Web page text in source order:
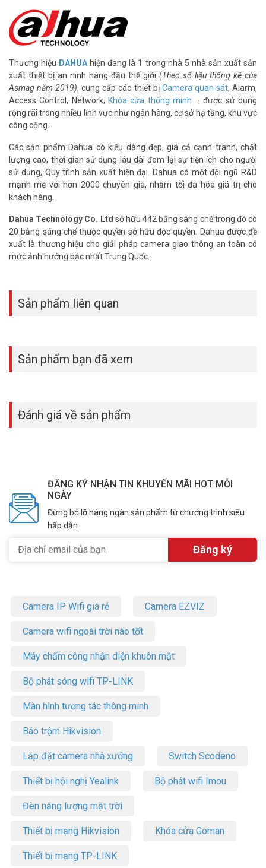
– Facebook: https://www.facebook.com/vuhoangtelecom/
– Youtube: https://www.youtube.com/c/VuhoangTVChannel
– Website:https://vuhoangtelecom.vn/
Thương hiệu DAHUA hiện đang là 1 trong nhà 5 nhà sản xuất sản
xuất thiết bị an ninh hàng đầu thế giới (Theo số liệu thống kê của
Asmag năm 2019), cung cấp các thiết bị Camera quan sát, Alarm,
Access Control, Network, Khóa cửa thông minh … được sử dụng
rộng rãi trong nhiều lĩnh vực như ngân hàng, cơ sở hạ tầng, khu vực
công cộng…
Các sản phẩm Dahua có kiểu dáng đẹp, giá cả cạnh tranh, chất
lượng cao, thời gian sử dụng lâu dài đem lại sự tiện ích cho người
sử dụng, Quy trình sản xuất hiện đại. Dahua có một đội ngũ R&D
mạnh mẽ với hơn 2000 chuyên gia, nhằm tối đa hóa giá trị cho
khách hàng.
Dahua Technology Co. Ltd sở hữu 442 bằng sáng chế trong đó có
20 bằng sáng chế thuộc quyền sở hữu độc quyền. Dahua được đề
xuất là thương hiệu cho giải pháp camera giao thông an toàn có
mức ảnh hưởng bậc nhất Trung Quốc.
Sản phẩm liên quan
Sản phẩm bạn đã xem
Đánh giá về sản phẩm
ĐĂNG KÝ NHẬN TIN KHUYẾN MÃI HOT MỖI
NGÀY
Đừng bỏ lỡ hàng ngàn sản phẩm từ chương trình siêu
hấp dẫn
Camera IP Wifi giá rẻ Camera EZVIZ
Camera wifi ngoài trời nào tốt
Máy chấm công nhận diện khuôn mặt
Bộ phát sóng wifi TP-LINK
Màn hình tương tác thông minh
Báo trộm Hikvision
Lắp đặt camera nhà xưởng Switch Scodeno
Thiết bị hội nghị Yealink Bộ phát wifi Imou
Đèn năng lượng mặt trời
Thiết bị mạng Hikvision Khóa cửa Goman
Thiết bị mạng TP-LINK